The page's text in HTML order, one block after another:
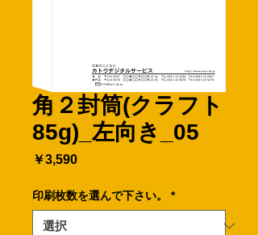
角２封筒(クラフト
85g)_左向き_05
￥3,590価
印刷枚数を選んで下さい。 *